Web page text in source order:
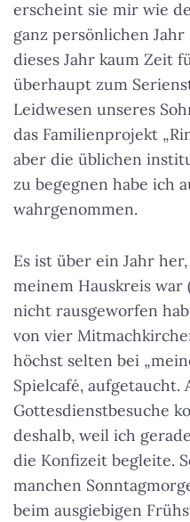
erscheint sie mir wie
ganz persönlichen
dieses Jahr kaum Zeit
überhaupt zum
Leidwesen unseres
das Familienprojekt
aber die üblichen
zu begegnen habe ich
wahrgenommen.
Es ist über ein Jahr
meinem Hauskreis war
nicht rausgeworfen
von vier
höchst selten bei
Spielcafé, aufgetaucht.
Gottesdienstbesuche
deshalb, weil ich
die Konfizeit begleite.
manchen
beim ausgiebigen